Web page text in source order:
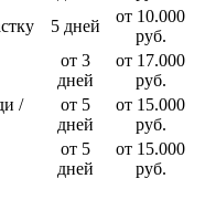
5 дней
от 10.000
руб.
от 3
дней
от 17.000
руб.
/
от 5
дней
от 15.000
руб.
от 5
дней
от 15.000
руб.